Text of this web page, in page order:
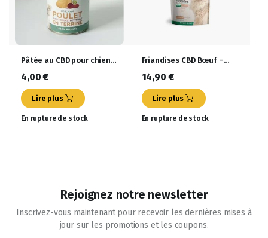
Pâtée au CBD pour chiens
4,00€
Lire plus
En rupture de stock
Friandises CBD Bœuf –
14,90€
Lire plus
En rupture de stock
Rejoignez notre newsletter
Inscrivez-vous maintenant pour recevoir les dernières mises à
jour sur les promotions et les coupons.